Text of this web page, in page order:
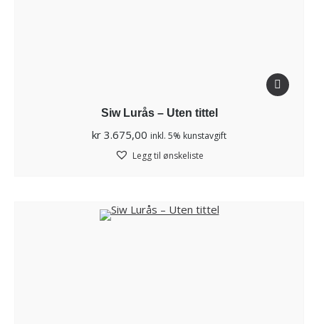
Siw Lurås – Uten tittel
kr 3.675,00 inkl. 5% kunstavgift
Legg til ønskeliste